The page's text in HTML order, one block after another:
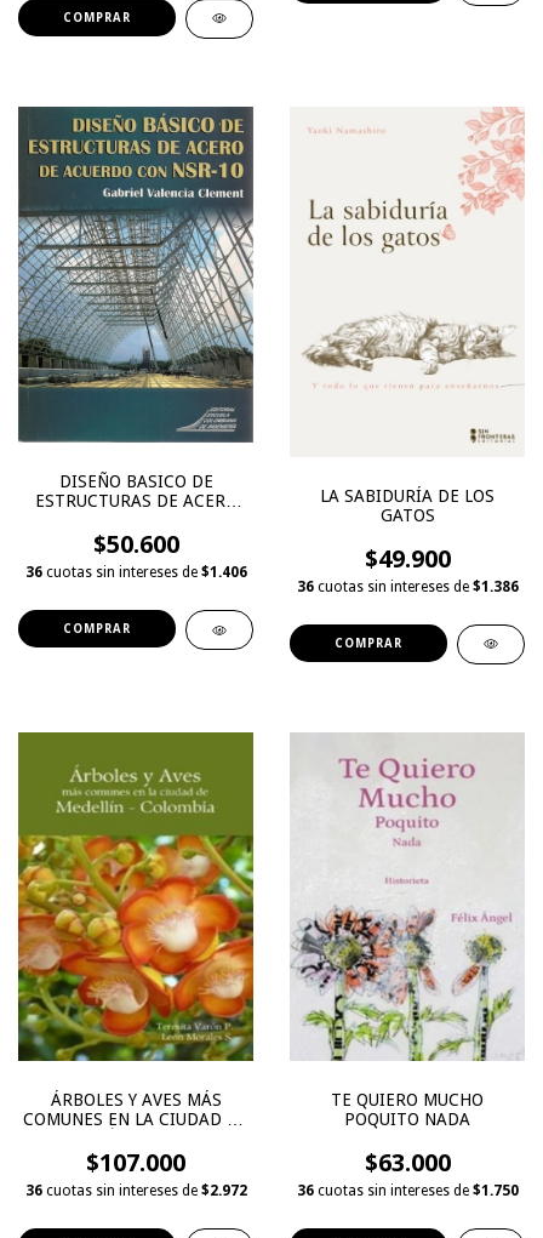
DISEÑO BASICO DE
ESTRUCTURAS DE ACERO
$50.600
36 cuotas sin intereses de $1.406
LA SABIDURÍA DE LOS
GATOS
$49.900
36 cuotas sin intereses de $1.386
ÁRBOLES Y AVES MÁS
COMUNES EN LA CIUDAD DE
$107.000
36 cuotas sin intereses de $2.972
TE QUIERO MUCHO
POQUITO NADA
$63.000
36 cuotas sin intereses de $1.750